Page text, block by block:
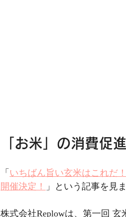
「お米」の消費促
「 いちばん旨い玄米はこれだ
開催決定！
」という記事を見
株式会社Replowは、第一回